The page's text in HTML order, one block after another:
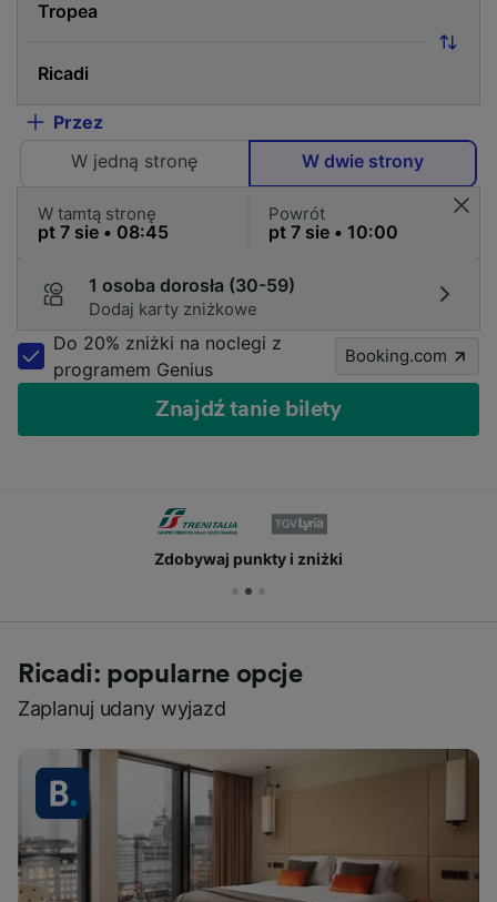
Przez
W jedną stronę
W dwie strony
W tamtą stronę Powrót
1 osoba dorosła (30-59)
Dodaj karty zniżkowe
Do 20% zniżki na noclegi z
programem Genius
Booking.com
Znajdź tanie bilety
Zdobywaj punkty i zniżki
Ricadi: popularne opcje
Zaplanuj udany wyjazd